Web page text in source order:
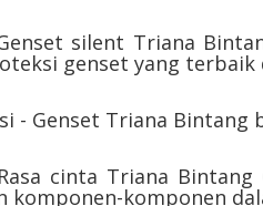
silent Triana
genset yang terbaik
- Genset Triana Bintang
cinta Triana
komponen-komponen